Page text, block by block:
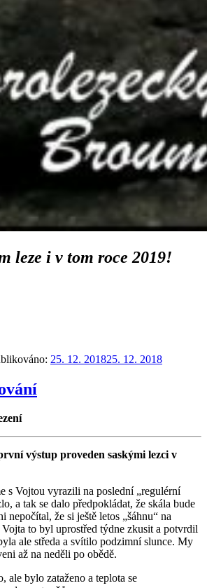
leze i v tom roce 2019!
25. 12. 201825. 12. 2018
výstup proveden saskými lezci v
s Vojtou vyrazili na poslední „regulérní
a tak se dalo předpokládat, že skála bude
nepočítal, že si ještě letos „šáhnu“ na
to byl uprostřed týdne zkusit a potvrdil
ale středa a svítilo podzimní slunce. My
až na neděli po obědě.
ale bylo zataženo a teplota se